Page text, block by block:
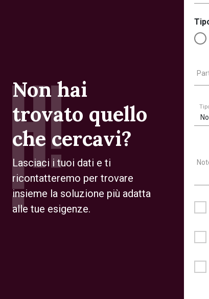
Non hai
trovato quello
che cercavi?
Lasciaci i tuoi dati e ti
ricontatteremo per trovare
insieme la soluzione più adatta
alle tue esigenze.